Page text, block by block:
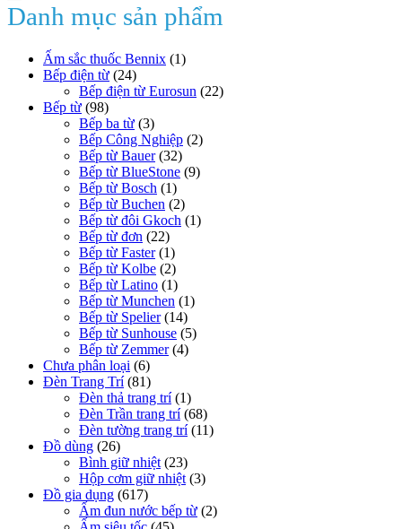
Danh mục sản phẩm
Ấm sắc thuốc Bennix (1)
Bếp điện từ (24)
Bếp điện từ Eurosun (22)
Bếp từ (98)
Bếp ba từ (3)
Bếp Công Nghiệp (2)
Bếp từ Bauer (32)
Bếp từ BlueStone (9)
Bếp từ Bosch (1)
Bếp từ Buchen (2)
Bếp từ đôi Gkoch (1)
Bếp từ đơn (22)
Bếp từ Faster (1)
Bếp từ Kolbe (2)
Bếp từ Latino (1)
Bếp từ Munchen (1)
Bếp từ Spelier (14)
Bếp từ Sunhouse (5)
Bếp từ Zemmer (4)
Chưa phân loại (6)
Đèn Trang Trí (81)
Đèn thả trang trí (1)
Đèn Trần trang trí (68)
Đèn tường trang trí (11)
Đồ dùng (26)
Bình giữ nhiệt (23)
Hộp cơm giữ nhiệt (3)
Đồ gia dụng (617)
Ấm đun nước bếp từ (2)